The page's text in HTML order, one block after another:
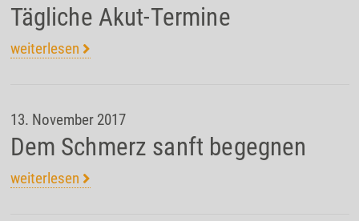
Tägliche Akut-Termine
weiterlesen
13. November 2017
Dem Schmerz sanft begegnen
weiterlesen